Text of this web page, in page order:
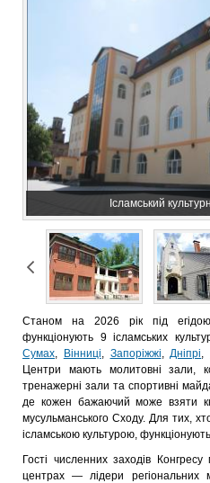
Ісламський
Станом на 2026 рік під егідою
функціонують 9 ісламських
Сумах, Вінниці, Запоріжжі,Дніпрі,
Центри мають молитовні зали,
тренажерні зали та спортивні
де кожен бажаючий може взяти
мусульманського Сходу. Для тих,
ісламською культурою,
Гості численних заходів
центрах — лідери регіональних